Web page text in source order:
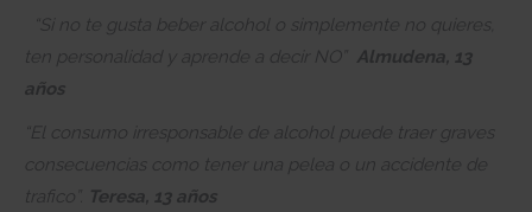
“Si no te gusta beber alcohol o simplemente no quieres,
ten personalidad y aprende a decir NO” Almudena, 13
años
“El consumo irresponsable de alcohol puede traer graves
consecuencias como tener una pelea o un accidente de
trafico”.
Teresa, 13 años